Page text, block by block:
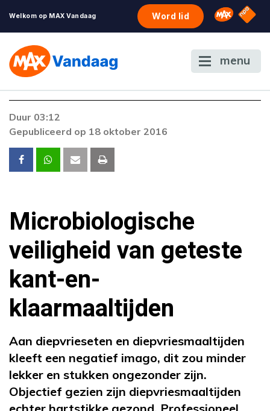
Welkom op MAX Vandaag Word lid Omroep
NPO
menu
Duur 03:12
Gepubliceerd op 18 oktober 2016
Microbiologische
veiligheid van geteste
kant-en-
klaarmaaltijden
Aan diepvrieseten en diepvriesmaaltijden
kleeft een negatief imago, dit zou minder
lekker en stukken ongezonder zijn.
Objectief gezien zijn diepvriesmaaltijden